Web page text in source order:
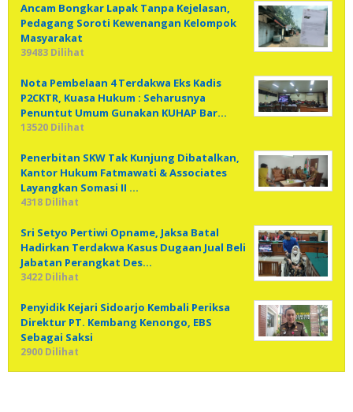
Ancam Bongkar Lapak Tanpa Kejelasan,
Pedagang Soroti Kewenangan Kelompok
Masyarakat
39483 Dilihat
Nota Pembelaan 4 Terdakwa Eks Kadis
P2CKTR, Kuasa Hukum : Seharusnya
Penuntut Umum Gunakan KUHAP Bar…
13520 Dilihat
Penerbitan SKW Tak Kunjung Dibatalkan,
Kantor Hukum Fatmawati & Associates
Layangkan Somasi II …
4318 Dilihat
Sri Setyo Pertiwi Opname, Jaksa Batal
Hadirkan Terdakwa Kasus Dugaan Jual Beli
Jabatan Perangkat Des…
3422 Dilihat
Penyidik Kejari Sidoarjo Kembali Periksa
Direktur PT. Kembang Kenongo, EBS
Sebagai Saksi
2900 Dilihat